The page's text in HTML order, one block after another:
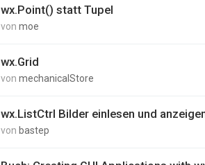
wx.Point() statt Tupel
von moe
wx.Grid
von mechanicalStore
wx.ListCtrl Bilder einlesen und
von bastep